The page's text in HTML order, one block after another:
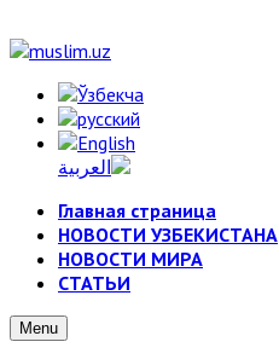
Главная страница
НОВОСТИ УЗБЕКИСТАНА
НОВОСТИ МИРА
СТАТЬИ
Menu